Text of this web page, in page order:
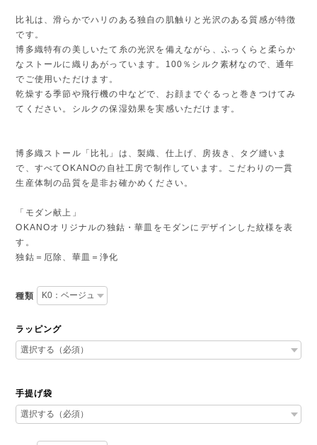
比礼は、滑らかでハリのある独自の肌触りと光沢のある質感が特徴
です。
博多織特有の美しいたて糸の光沢を備えながら、ふっくらと柔らか
なストールに織りあがっています。100％シルク素材なので、通年
でご使用いただけます。
乾燥する季節や飛行機の中などで、お顔までぐるっと巻きつけてみ
てください。シルクの保湿効果を実感いただけます。
博多織ストール「比礼」は、製織、仕上げ、房抜き、タグ縫いま
で、すべてOKANOの自社工房で制作しています。こだわりの一貫
生産体制の品質を是非お確かめください。
「モダン献上」
OKANOオリジナルの独鈷・華皿をモダンにデザインした紋様を表
す。
独鈷＝厄除、華皿＝浄化
種類
ラッピング
手提げ袋